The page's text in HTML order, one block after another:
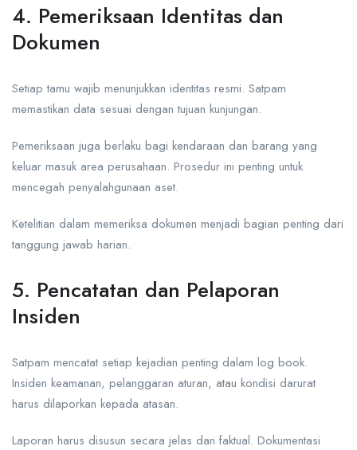
4. Pemeriksaan Identitas dan
Dokumen
Setiap tamu wajib menunjukkan identitas resmi. Satpam
memastikan data sesuai dengan tujuan kunjungan.
Pemeriksaan juga berlaku bagi kendaraan dan barang yang
keluar masuk area perusahaan. Prosedur ini penting untuk
mencegah penyalahgunaan aset.
Ketelitian dalam memeriksa dokumen menjadi bagian penting dari
tanggung jawab harian.
5. Pencatatan dan Pelaporan
Insiden
Satpam mencatat setiap kejadian penting dalam log book.
Insiden keamanan, pelanggaran aturan, atau kondisi darurat
harus dilaporkan kepada atasan.
Laporan harus disusun secara jelas dan faktual. Dokumentasi